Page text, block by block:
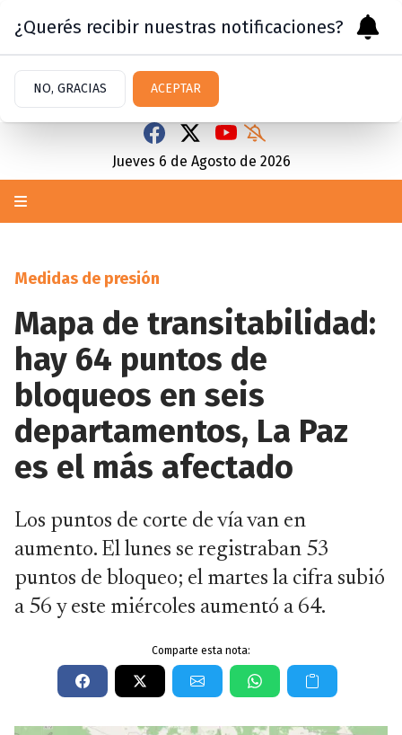
Jueves 6 de Agosto de 2026
Medidas de presión
Mapa de transitabilidad:
hay 64 puntos de
bloqueos en seis
departamentos, La Paz
es el más afectado
Los puntos de corte de vía van en
aumento. El lunes se registraban 53
puntos de bloqueo; el martes la cifra subió
a 56 y este miércoles aumentó a 64.
Comparte esta nota:
¿Querés recibir nuestras notificaciones?
NO, GRACIAS ACEPTAR